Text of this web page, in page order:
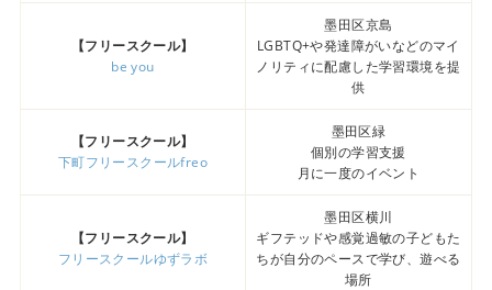
【フリースクール】
be you
墨田区京島
LGBTQ+や発達障がいなどのマイ
ノリティに配慮した学習環境を提
供
【フリースクール】
下町フリースクールfreo
墨田区緑
個別の学習支援
月に一度のイベント
【フリースクール】
フリースクールゆずラボ
墨田区横川
ギフテッドや感覚過敏の子どもた
ちが自分のペースで学び、遊べる
場所